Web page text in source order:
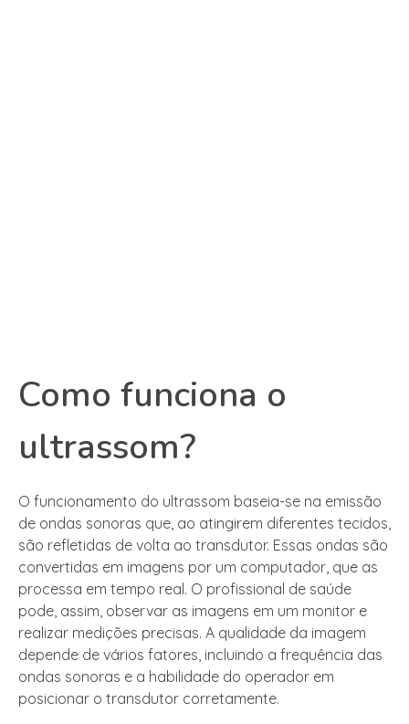
Como funciona o
ultrassom?
O funcionamento do ultrassom baseia-se na emissão
de ondas sonoras que, ao atingirem diferentes tecidos,
são refletidas de volta ao transdutor. Essas ondas são
convertidas em imagens por um computador, que as
processa em tempo real. O profissional de saúde
pode, assim, observar as imagens em um monitor e
realizar medições precisas. A qualidade da imagem
depende de vários fatores, incluindo a frequência das
ondas sonoras e a habilidade do operador em
posicionar o transdutor corretamente.